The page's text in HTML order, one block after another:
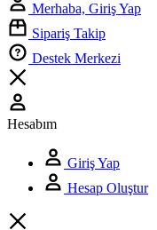
Merhaba, Giriş Yap
Sipariş Takip
Destek Merkezi
Hesabım
Giriş Yap
Hesap Oluştur